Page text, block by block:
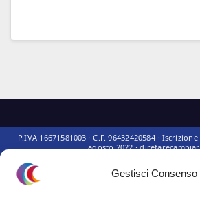
Gestisci Consenso